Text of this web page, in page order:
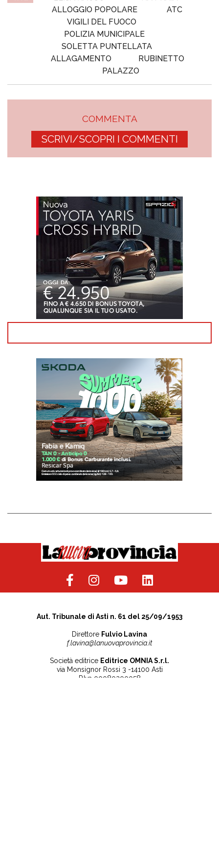
ALLOGGIO POPOLARE
ATC
VIGILI DEL FUOCO
POLIZIA MUNICIPALE
SOLETTA PUNTELLATA
ALLAGAMENTO
RUBINETTO
PALAZZO
COMMENTA
SCRIVI/SCOPRI I COMMENTI
Aut. Tribunale di Asti n. 61 del 25/09/1953
Direttore Fulvio Lavina
f.lavina@lanuovaprovincia.it
Società editrice Editrice OMNIA S.r.l.
via Monsignor Rossi 3 -14100 Asti
P.Iva 00080200058